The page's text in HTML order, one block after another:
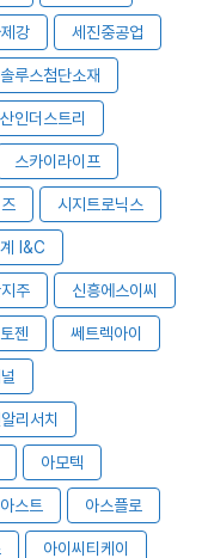
강 세진중공업
솔루스첨단소재
인더스트리
스카이라이프
시지트로닉스
I&C
주 신흥에스이씨
젠 쎄트렉아이
리서치
아모텍
아스트 아스플로
아이씨티케이